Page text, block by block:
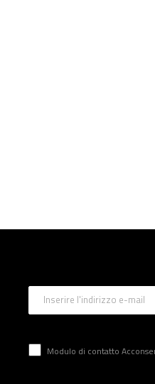
Inserire l'indirizzo e-mail
Modulo di contatto Acconsento al trattamento